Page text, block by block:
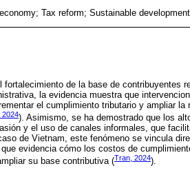
Tax reform; Sustainable development
fortalecimiento de la base de contribuyentes
la evidencia muestra que
el cumplimiento tributario y ampliar la
2024). Asimismo, se ha demostrado que los
y el uso de canales informales, que
de Vietnam, este fenómeno se vincula
evidencia cómo los costos de
su base contributiva (Tran, 2024).